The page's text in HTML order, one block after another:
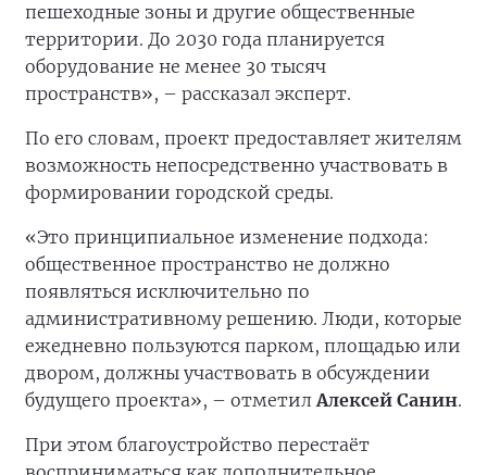
пешеходные зоны и другие общественные
территории. До 2030 года планируется
оборудование не менее 30 тысяч
пространств», – рассказал эксперт.
По его словам, проект предоставляет жителям
возможность непосредственно участвовать в
формировании городской среды.
«Это принципиальное изменение подхода:
общественное пространство не должно
появляться исключительно по
административному решению. Люди, которые
ежедневно пользуются парком, площадью или
двором, должны участвовать в обсуждении
будущего проекта», – отметилАлексей Санин.
При этом благоустройство перестаёт